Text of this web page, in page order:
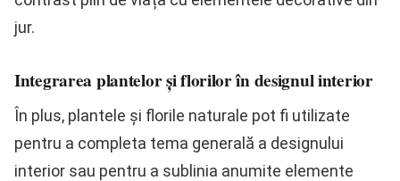
jur.
Integrarea plantelor și florilor în designul interior
În plus, plantele și florile naturale pot fi utilizate
pentru a completa tema generală a designului
interior sau pentru a sublinia anumite elemente